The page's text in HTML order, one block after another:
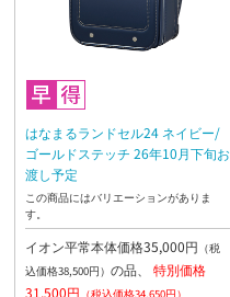
はなまるランドセル24 ネイビー/
ゴールドステッチ 26年10月下旬お
渡し予定
この商品にはバリエーションがありま
す。
イオン平常本体価格35,000円 （税
込価格38,500円） の品、 特別価格
31,500円 （税込価格34,650円）